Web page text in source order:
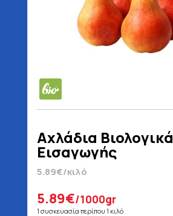
Αχλάδια Βιολογικά
Εισαγωγής
5.89€/κιλό
5.89€/1000gr
1 συσκευασία περίπου 1 κιλό